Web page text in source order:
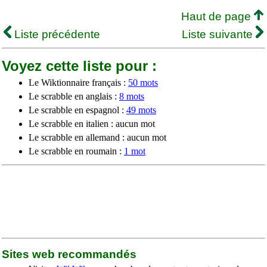
Haut de page
Liste précédente
Liste suivante
Voyez cette liste pour :
Le Wiktionnaire français : 50 mots
Le scrabble en anglais : 8 mots
Le scrabble en espagnol : 49 mots
Le scrabble en italien : aucun mot
Le scrabble en allemand : aucun mot
Le scrabble en roumain : 1 mot
Sites web recommandés